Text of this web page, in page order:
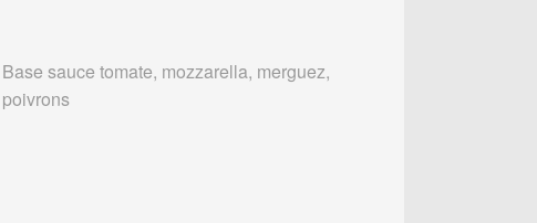
Base sauce tomate, mozzarella, merguez,
poivrons